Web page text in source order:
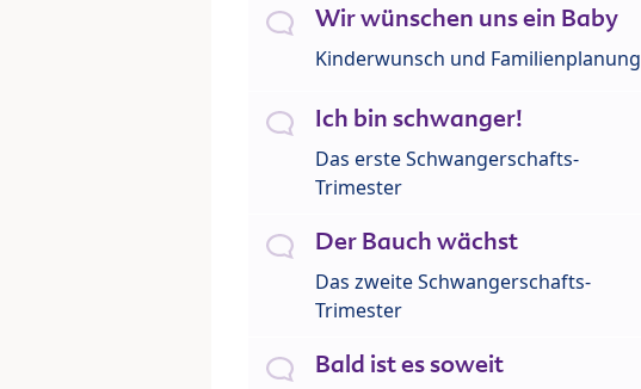
Wir wünschen uns ein Baby
Kinderwunsch und Familienplanung
Ich bin schwanger!
Das erste Schwangerschafts-
Trimester
Der Bauch wächst
Das zweite Schwangerschafts-
Trimester
Bald ist es soweit